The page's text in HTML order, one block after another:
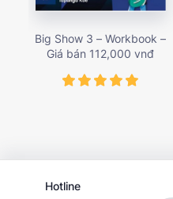
Big Show 3 – Workbook –
Giá bán 112,000 vnđ
Hotline